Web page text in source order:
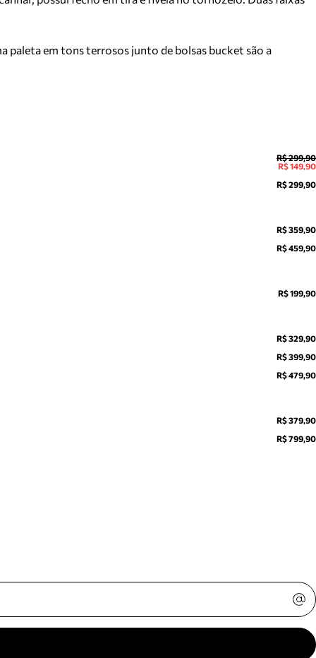
paleta em tons terrosos junto de bolsas bucket são a
R$ 299,90
R$ 149,90
R$ 299,90
R$ 359,90
R$ 459,90
R$ 199,90
R$ 329,90
R$ 399,90
R$ 479,90
R$ 379,90
R$ 799,90